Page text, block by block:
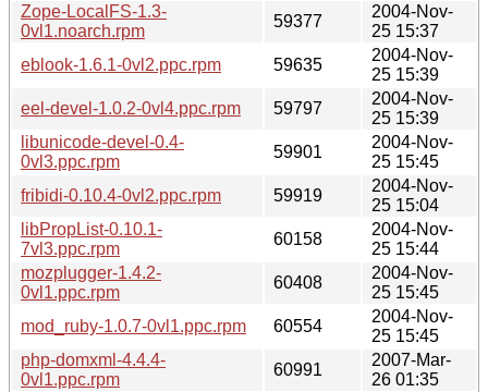
Zope-LocalFS-1.3-
0vl1.noarch.rpm
59377
2004-Nov-
25 15:37
eblook-1.6.1-0vl2.ppc.rpm
59635
2004-Nov-
25 15:39
eel-devel-1.0.2-0vl4.ppc.rpm
59797
2004-Nov-
25 15:39
libunicode-devel-0.4-
0vl3.ppc.rpm
59901
2004-Nov-
25 15:45
fribidi-0.10.4-0vl2.ppc.rpm
59919
2004-Nov-
25 15:04
libPropList-0.10.1-
7vl3.ppc.rpm
60158
2004-Nov-
25 15:44
mozplugger-1.4.2-
0vl1.ppc.rpm
60408
2004-Nov-
25 15:45
mod_ruby-1.0.7-0vl1.ppc.rpm
60554
2004-Nov-
25 15:45
php-domxml-4.4.4-
0vl1.ppc.rpm
60991
2007-Mar-
26 01:35